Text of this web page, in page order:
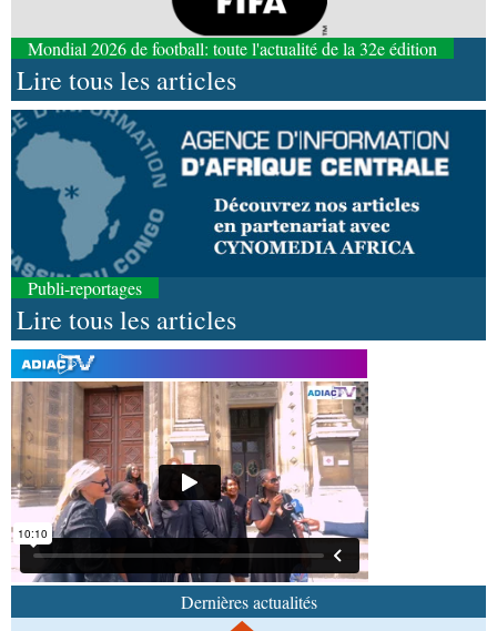
Mondial 2026 de football: toute l'actualité de la 32e édition
Lire tous les articles
Publi-reportages
Lire tous les articles
Dernières actualités
07-08-2026 11:03
SportFootball, le week-end des Diables rouges et
des Congolais de la diaspora en Coupes d'Europe
(matches aller du 3e tour)
07-08-2026 10:18
Afrique-MondeAfrique de l'Ouest : les mafias du
numérique inventent une nouvelle traite humaine
07-08-2026 10:10
Nzango: Sylvie Malonga élue présidente du
bureau exécutif d’Afis sport Pointe-Noire